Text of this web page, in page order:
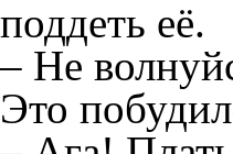
поддеть её.
– Не
Это